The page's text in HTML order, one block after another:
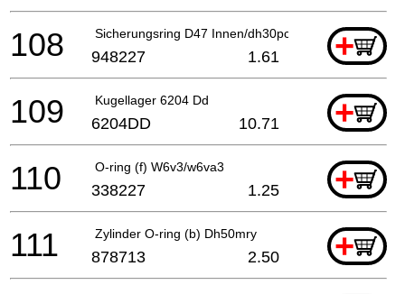
Sicherungsring D47 Innen/dh30pc Dh50sa1/sb/
+
108 948227 1.61
Kugellager 6204 Dd +
109 6204DD 10.71
O-ring (f) W6v3/w6va3 +
110 338227 1.25
Zylinder O-ring (b) Dh50mry +
111 878713 2.50